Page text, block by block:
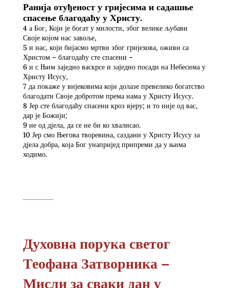
Ранија отуђеност у гријесима и садашње
спасење благодаћу у Христу.
4 а Бог, Који је богат у милости, због велике љубави
Своје којом нас завоље,
5 и нас, који бијасмо мртви због гријехова, оживи са
Христом – благодаћу сте спасени –
6 и с Њим заједно васкрсе и заједно посади на Небесима у
Христу Исусу,
7 да покаже у вијековима који долазе превелико богатство
благодати Своје добротом према нама у Христу Исусу.
8 Јер сте благодаћу спасени кроз вјеру; и то није од вас,
дар је Божији;
9 не од дјела, да се не би ко хвалисао.
10 Јер смо Његова творевина, саздани у Христу Исусу за
дјела добра, која Бог унапријед припреми да у њима
ходимо.
Духовна порука светог
Теофана Затворника –
Мисли за сваки дан у